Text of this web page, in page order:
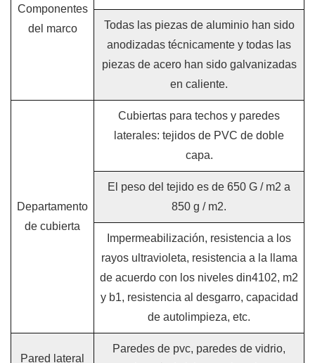
Componentes
del marco
Todas las piezas de aluminio han sido
anodizadas técnicamente y todas las
piezas de acero han sido galvanizadas
en caliente.
Departamento
de cubierta
Cubiertas para techos y paredes
laterales: tejidos de PVC de doble
capa.
El peso del tejido es de 650 G / m2 a
850 g / m2.
Impermeabilización, resistencia a los
rayos ultravioleta, resistencia a la llama
de acuerdo con los niveles din4102, m2
y b1, resistencia al desgarro, capacidad
de autolimpieza, etc.
Pared lateral
Paredes de pvc, paredes de vidrio,